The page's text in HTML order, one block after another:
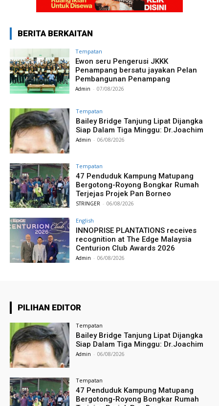
BERITA BERKAITAN
Tempatan
Ewon seru Pengerusi JKKK
Penampang bersatu jayakan Pelan
Pembangunan Penampang
Admin - 07/08/2026
Tempatan
Bailey Bridge Tanjung Lipat Dijangka
Siap Dalam Tiga Minggu: Dr.Joachim
Admin - 06/08/2026
Tempatan
47 Penduduk Kampung Matupang
Bergotong-Royong Bongkar Rumah
Terjejas Projek Pan Borneo
STRINGER - 06/08/2026
English
INNOPRISE PLANTATIONS receives
recognition at The Edge Malaysia
Centurion Club Awards 2026
Admin - 06/08/2026
PILIHAN EDITOR
Tempatan
Bailey Bridge Tanjung Lipat Dijangka
Siap Dalam Tiga Minggu: Dr.Joachim
Admin - 06/08/2026
Tempatan
47 Penduduk Kampung Matupang
Bergotong-Royong Bongkar Rumah